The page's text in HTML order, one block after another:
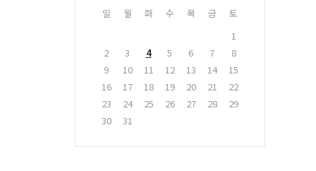
일 월 화 수 목 금
토
1
2
3 4 5 6 7
8
9
10 11 12 13 14
15
16
17 18 19 20 21
22
23
24 25 26 27 28
29
30
31